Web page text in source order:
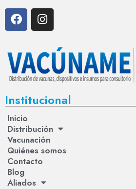
Institucional
Inicio
Distribución
Vacunación
Quiénes somos
Contacto
Blog
Aliados